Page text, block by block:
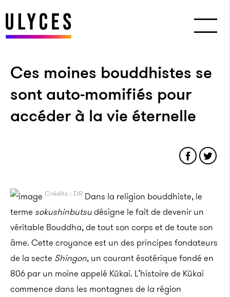
Ces moines bouddhistes se
sont auto-momifiés pour
accéder à la vie éternelle
Crédits : DR Dans la religion bouddhiste, le
terme sokushinbutsudésigne le fait de devenir un
véritable Bouddha, de tout son corps et de toute son
âme. Cette croyance est un des principes fondateurs
de la secte Shingon, un courant ésotérique fondé en
806 par un moine appelé Kūkai. L’histoire de Kūkai
commence dans les montagnes de la région